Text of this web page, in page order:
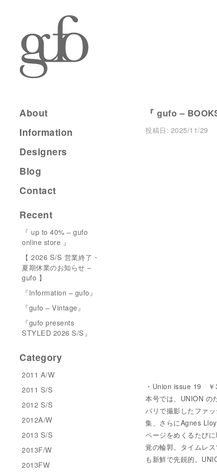
『 gufo –
投稿日: 2025/11/29
・Union issue 19
本号では、UNION の
パリで撮影したファ
集、さらにAgnes
ページをめくるたび
覚の輪郭。タイムレ
も新鮮で先鋭的。
About
Information
Designers
Blog
Contact
Recent
『 up to 40% – gufo
online store 』
【 2026 S/S 営業終了・
夏期休業のお知らせ –
gufo 】
『Information – gufo』
『gufo – Vintage』
『gufo presents
STYLED 2026 S/S』
Category
2011 A/W
2011 S/S
2012 S/S
2012A/W
2013 S/S
2013F/W
2013FW